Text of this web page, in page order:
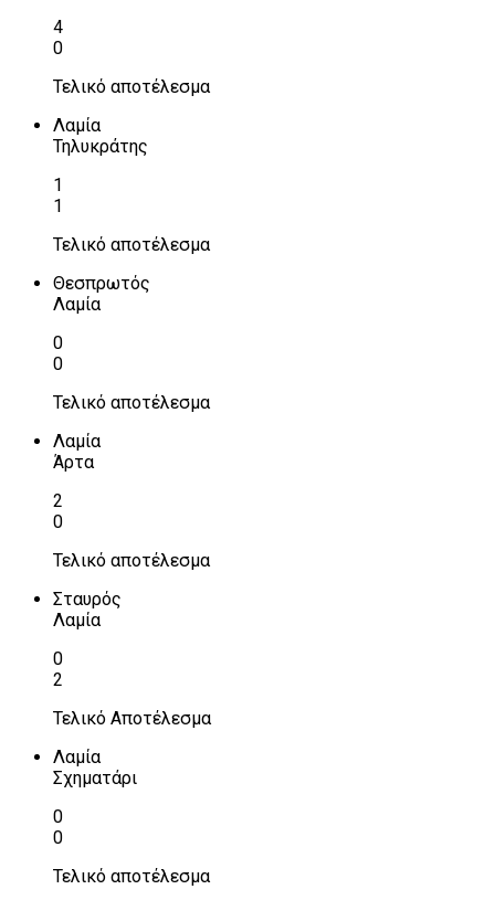
4
0
Τελικό αποτέλεσμα
Λαμία
Τηλυκράτης
1
1
Τελικό αποτέλεσμα
Θεσπρωτός
Λαμία
0
0
Τελικό αποτέλεσμα
Λαμία
Άρτα
2
0
Τελικό αποτέλεσμα
Σταυρός
Λαμία
0
2
Τελικό Αποτέλεσμα
Λαμία
Σχηματάρι
0
0
Τελικό αποτέλεσμα